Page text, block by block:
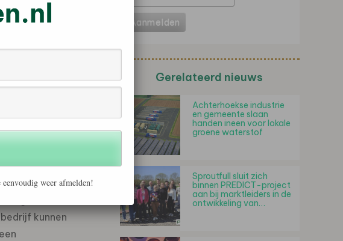
de
ondernemen
een beter
kunnen
Gerelateerd nieuws
Achterhoekse industrie
en gemeente slaan
handen ineen voor lokale
groene waterstof
Sproutfull sluit zich
binnen PREDICT-project
aan bij marktleiders in de
ontwikkeling van…
weer afmelden!